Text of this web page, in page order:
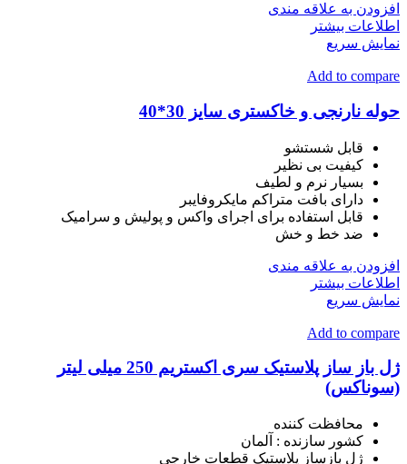
افزودن به علاقه مندی
اطلاعات بیشتر
نمایش سریع
Add to compare
حوله نارنجی و خاکستری سایز 30*40
قابل شستشو
کیفیت بی نظیر
بسیار نرم و لطیف
دارای بافت متراکم مایکروفایبر
قابل استفاده برای اجرای واکس و پولیش و سرامیک
ضد خط و خش
افزودن به علاقه مندی
اطلاعات بیشتر
نمایش سریع
Add to compare
ژل باز ساز پلاستیک سری اکستریم 250 میلی لیتر
(سوناکس)
محافظت کننده
کشور سازنده : آلمان
ژل بازساز پلاستیک قطعات خارجی